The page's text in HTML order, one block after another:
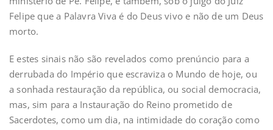
Felipe que a Palavra Viva é do Deus vivo e não de um Deus
morto.
E estes sinais não são revelados como prenúncio para a
derrubada do Império que escraviza o Mundo de hoje, ou
a sonhada restauração da república, ou social democracia,
mas, sim para a Instauração do Reino prometido de
Sacerdotes, como um dia, na intimidade do coração como